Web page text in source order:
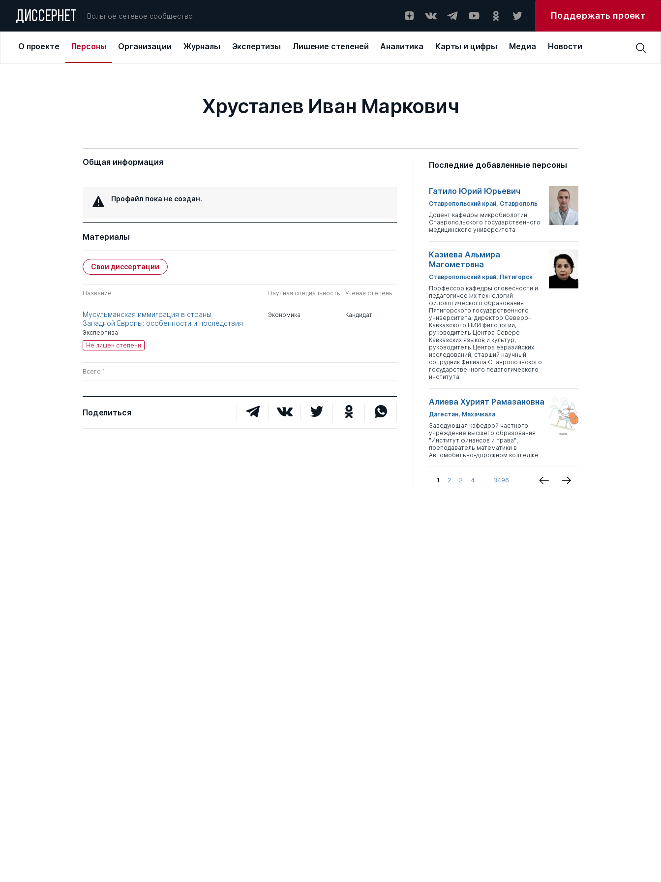
ДИССЕРНЕТ Вольное сетевое сообщество Поддержать проект
О проекте Персоны Организации Журналы Экспертизы Лишение степеней Аналитика Карты и цифры Медиа Новости
Хрусталев Иван Маркович
Общая информация
Профайл пока не создан.
Материалы
Свои диссертации
Название Научная специальность Ученая степень
Мусульманская иммиграция в страны
Западной Европы: особенности и последствия
Экспертиза
Не лишен степени
Экономика Кандидат
Всего 1
Поделиться
Последние добавленные персоны
Гатило Юрий Юрьевич
Ставропольский край, Ставрополь
Доцент кафедры микробиологии
Ставропольского государственного
медицинского университета
Казиева Альмира
Магометовна
Ставропольский край, Пятигорск
Профессор кафедры словесности и
педагогических технологий
филологического образования
Пятигорского государственного
университета, директор Северо-
Кавказского НИИ филологии,
руководитель Центра Северо-
Кавказских языков и культур,
руководитель Центра евразийских
исследований, старший научный
сотрудник Филиала Ставропольского
государственного педагогического
института
Алиева Хурият Рамазановна
Дагестан, Махачкала
Заведующая кафедрой частного
учреждение высшего образования
"Институт финансов и права";
преподаватель математики в
Автомобильно-дорожном колледже
1 2 3 4 ... 3496